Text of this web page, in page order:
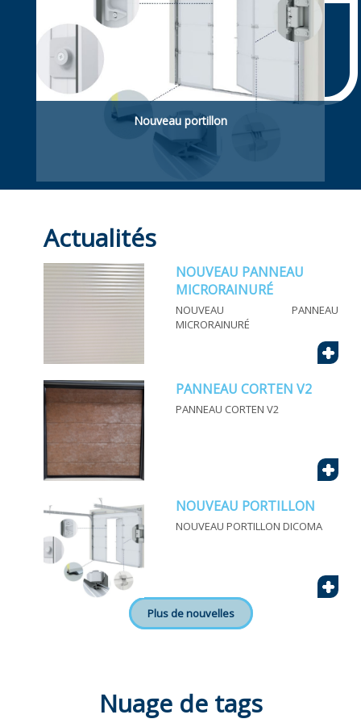
Nouveau portillon
Actualités
NOUVEAU PANNEAU
MICRORAINURÉ
NOUVEAU PANNEAU
MICRORAINURÉ
+
PANNEAU CORTEN V2
PANNEAU CORTEN V2
+
NOUVEAU PORTILLON
NOUVEAU PORTILLON DICOMA
+
Plus de nouvelles
Nuage de tags